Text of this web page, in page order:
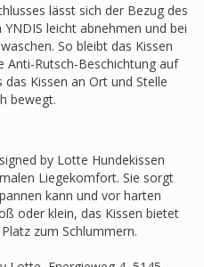
lässt sich der Bezug des
leicht abnehmen und bei
So bleibt das Kissen
Anti-Rutsch-Beschichtung auf
Kissen an Ort und Stelle
bewegt.
by Lotte Hundekissen
Liegekomfort. Sie sorgt
kann und vor harten
oder klein, das Kissen bietet
zum Schlummern.